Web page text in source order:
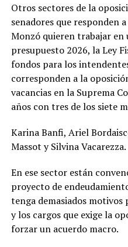
Otros sectores de la
senadores que responden
Monzó quieren trabajar en
presupuesto 2026, la Ley
fondos para los
corresponden a la
vacancias en la Suprema
años con tres de los siete
Karina Banfi, Ariel
Massot y Silvina Vacarezza.
En ese sector están
proyecto de
tenga demasiados
y los cargos que exige la
forzar un acuerdo macro.